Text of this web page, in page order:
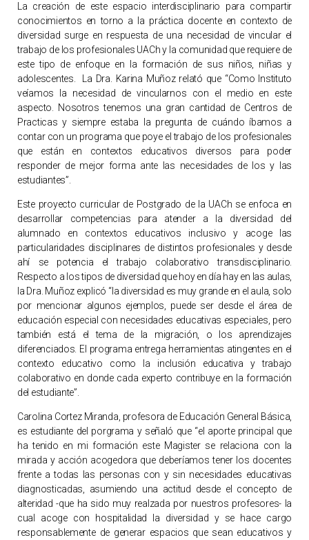
La creación de este espacio interdisciplinario para compartir
conocimientos en torno a la práctica docente en contexto de
diversidad surge en respuesta de una necesidad de vincular el
trabajo de los profesionales UACh y la comunidad que requiere de
este tipo de enfoque en la formación de sus niños, niñas y
adolescentes. La Dra. Karina Muñoz relató que “Como Instituto
veíamos la necesidad de vincularnos con el medio en este
aspecto. Nosotros tenemos una gran cantidad de Centros de
Practicas y siempre estaba la pregunta de cuándo íbamos a
contar con un programa que poye el trabajo de los profesionales
que están en contextos educativos diversos para poder
responder de mejor forma ante las necesidades de los y las
estudiantes”.
Este proyecto curricular de Postgrado de la UACh se enfoca en
desarrollar competencias para atender a la diversidad del
alumnado en contextos educativos inclusivo y acoge las
particularidades disciplinares de distintos profesionales y desde
ahí se potencia el trabajo colaborativo transdisciplinario.
Respecto a los tipos de diversidad que hoy en día hay en las aulas,
la Dra. Muñoz explicó “la diversidad es muy grande en el aula, solo
por mencionar algunos ejemplos, puede ser desde el área de
educación especial con necesidades educativas especiales, pero
también está el tema de la migración, o los aprendizajes
diferenciados. El programa entrega herramientas atingentes en el
contexto educativo como la inclusión educativa y trabajo
colaborativo en donde cada experto contribuye en la formación
del estudiante”.
Carolina Cortez Miranda, profesora de Educación General Básica,
es estudiante del porgrama y señaló que “el aporte principal que
ha tenido en mi formación este Magister se relaciona con la
mirada y acción acogedora que deberíamos tener los docentes
frente a todas las personas con y sin necesidades educativas
diagnosticadas, asumiendo una actitud desde el concepto de
alteridad -que ha sido muy realzada por nuestros profesores- la
cual acoge con hospitalidad la diversidad y se hace cargo
responsablemente de generar espacios que sean educativos y